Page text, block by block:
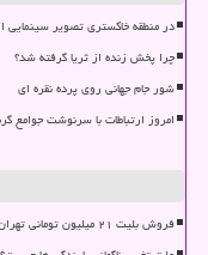
در منطقه خاکستری تصویر سینمایی
چرا پخش زنده از ثریا گرفته شد؟
شور جام جهانی روی پرده نقره ای
امروز ارتباطات با سرنوشت جوامع
فروش بلیت ۲۱ میلیون تومانی تهران_اصفهان رد شد